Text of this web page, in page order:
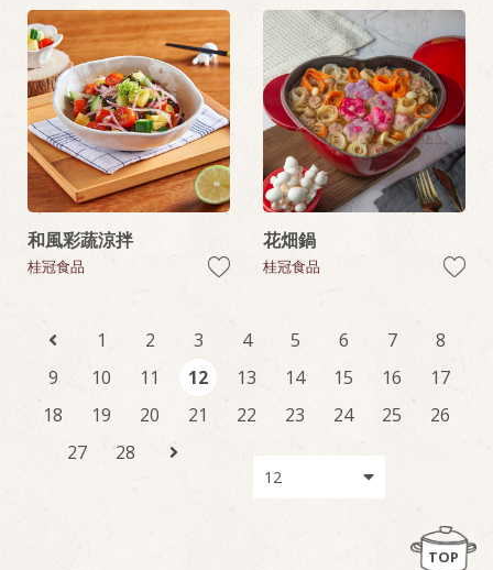
和風彩蔬涼拌
桂冠食品
花畑鍋
桂冠食品
1 2 3 4 5 6 7
8
9
10 11 12 13 14 15 16
17
18
19 20 21 22 23 24 25
26
27
28
TOP